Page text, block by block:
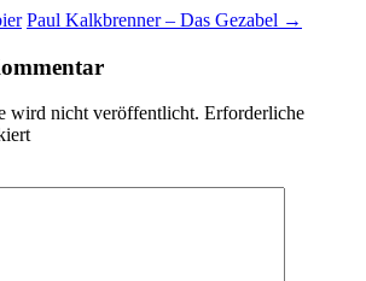
Paul Kalkbrenner – Das Gezabel →
wird nicht veröffentlicht. Erforderliche